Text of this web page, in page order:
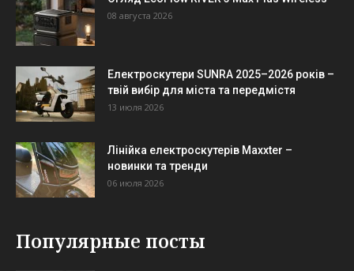
08 августа 2026
Електроскутери SUNRA 2025–2026 років –
твій вибір для міста та передмістя
13 июля 2026
Лінійка електроскутерів Maxxter –
новинки та тренди
06 июля 2026
Популярные посты